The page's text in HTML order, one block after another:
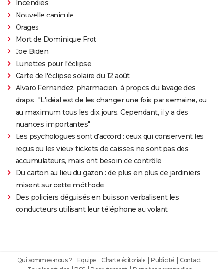
Incendies
Nouvelle canicule
Orages
Mort de Dominique Frot
Joe Biden
Lunettes pour l'éclipse
Carte de l'éclipse solaire du 12 août
Alvaro Fernandez, pharmacien, à propos du lavage des
draps : "L'idéal est de les changer une fois par semaine, ou
au maximum tous les dix jours. Cependant, il y a des
nuances importantes"
Les psychologues sont d'accord : ceux qui conservent les
reçus ou les vieux tickets de caisses ne sont pas des
accumulateurs, mais ont besoin de contrôle
Du carton au lieu du gazon : de plus en plus de jardiniers
misent sur cette méthode
Des policiers déguisés en buisson verbalisent les
conducteurs utilisant leur téléphone au volant
Qui sommes-nous ? Equipe Charte éditoriale Publicité
Contact